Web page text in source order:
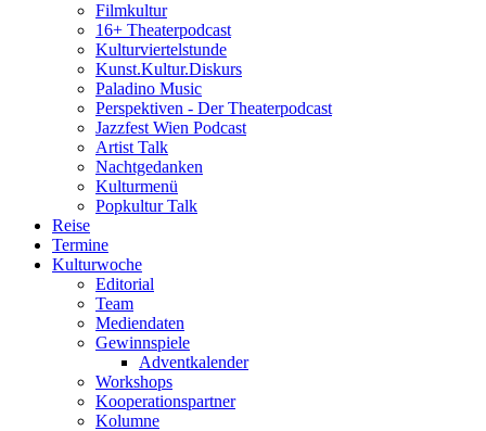
Filmkultur
16+ Theaterpodcast
Kulturviertelstunde
Kunst.Kultur.Diskurs
Paladino Music
Perspektiven - Der Theaterpodcast
Jazzfest Wien Podcast
Artist Talk
Nachtgedanken
Kulturmenü
Popkultur Talk
Reise
Termine
Kulturwoche
Editorial
Team
Mediendaten
Gewinnspiele
Adventkalender
Workshops
Kooperationspartner
Kolumne